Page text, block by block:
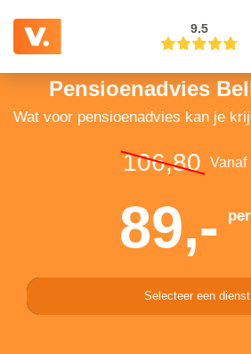
9.5
Pensioenadvies
Wat voor pensioenadvies kan je
106,80 Vanaf
89,-
Selecteer een dienst